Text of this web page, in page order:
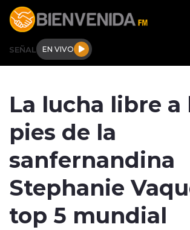
Click acá para ir directamente al
SEÑAL EN VIVO
Tendencias
Internacional
La lucha libre a
pies de la
sanfernandina
Stephanie
top 5 mundial